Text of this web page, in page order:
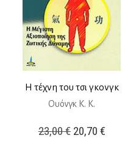
Η τέχνη του τσι γκονγκ
Ουόνγκ Κ. Κ.
23,00€ Original
20,70 €Η